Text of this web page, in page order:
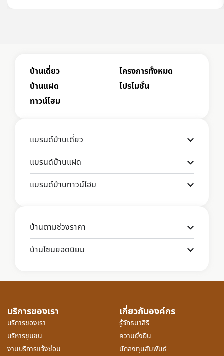
บ้านเดี่ยว
บ้านแฝด
ทาวน์โฮม
โครงการทั้งหมด
โปรโมชั่น
แบรนด์บ้านเดี่ยว
แบรนด์บ้านแฝด
แบรนด์บ้านทาวน์โฮม
บ้านตามช่วงราคา
บ้านโซนยอดนิยม
บริการของเรา
บริการของเรา
บริหารชุมชน
งานบริการแจ้งซ่อม
เกี่ยวกับองค์กร
รู้จักธนาสิริ
ความยั่งยืน
นักลงทุนสัมพันธ์